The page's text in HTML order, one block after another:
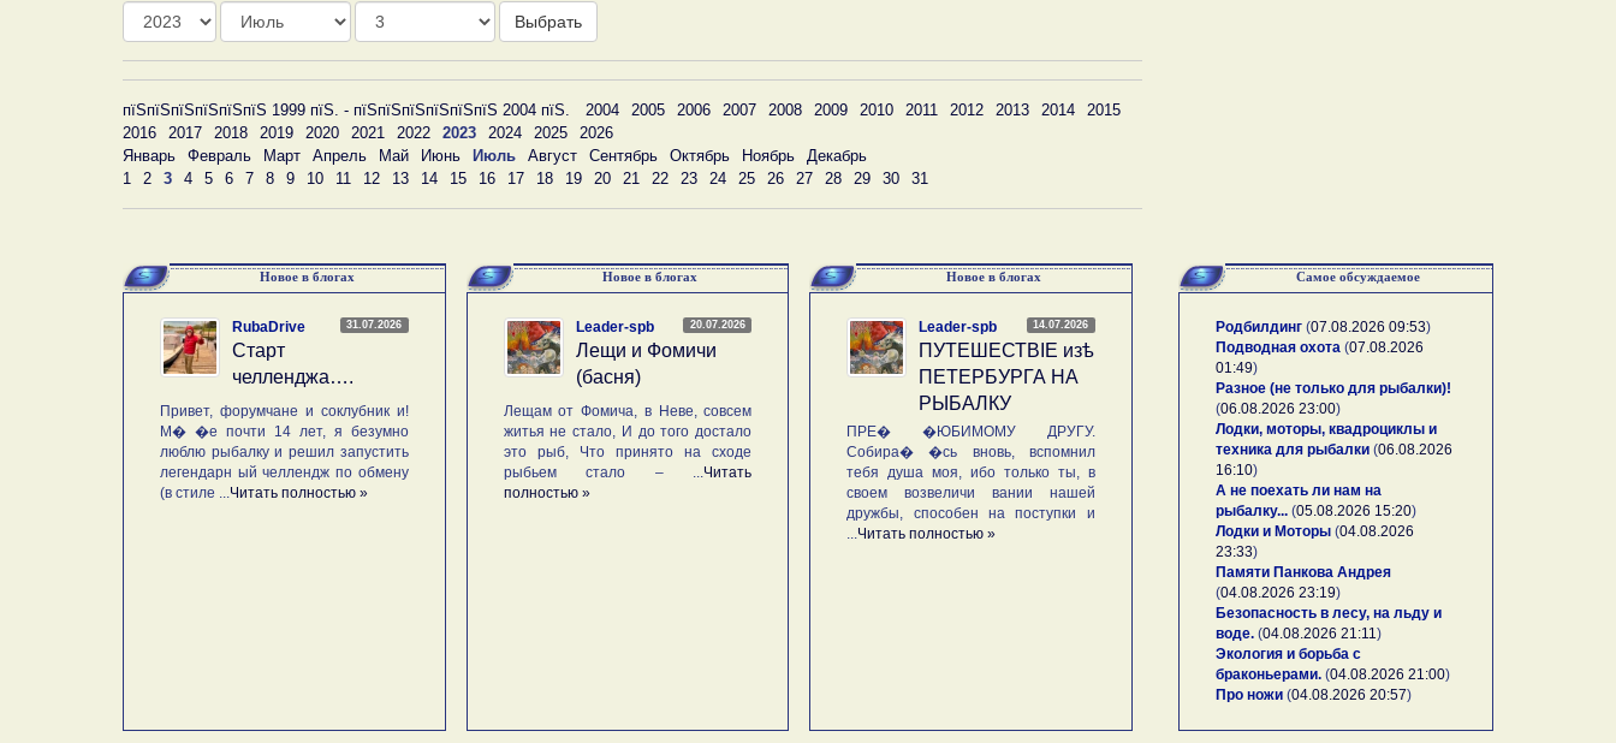
Год Месяц День
Выбрать
пїЅпїЅпїЅпїЅпїЅпїЅ 1999 пїЅ. - пїЅпїЅпїЅпїЅпїЅпїЅ 2004 пїЅ. 2004 2005 2006 2007 2008 2009 2010 2011 2012 2013 2014
2015
2016
2017 2018 2019 2020 2021 2022 2023 2024 2025
2026
Январь
Февраль Март Апрель Май Июнь Июль Август Сентябрь Октябрь Ноябрь
Декабрь
1
2 3 4 5 6 7 8 9 10 11 12 13 14 15 16 17 18 19 20 21 22 23 24 25 26 27 28 29 30 31
Новое в блогах
31.07.2026
RubaDrive
Старт
челленджа….
Привет, форумчане и соклубник и!
М� �е почти 14 лет, я безумно
люблю рыбалку и решил запустить
легендарн ый челлендж по обмену
(в стиле ...Читать полностью »
Новое в блогах
20.07.2026
Leader-spb
Лещи и Фомичи
(басня)
Лещам от Фомича, в Неве, совсем
житья не стало, И до того достало
это рыб, Что принято на сходе
рыбьем стало – ...Читать
полностью »
Новое в блогах
14.07.2026
Leader-spb
ПУТЕШЕСТВIE изѣ
ПЕТЕРБУРГА НА
РЫБАЛКУ
ПРЕ� �ЮБИМОМУ ДРУГУ.
Собира� �сь вновь, вспомнил
тебя душа моя, ибо только ты, в
своем возвеличи вании нашей
дружбы, способен на поступки и
...Читать полностью »
Самое обсуждаемое
Родбилдинг(07.08.2026 09:53)
Подводная охота(07.08.2026
01:49)
Разное (не только для рыбалки)!
(06.08.2026 23:00)
Лодки, моторы, квадроциклы и
техника для рыбалки(06.08.2026
16:10)
А не поехать ли нам на
рыбалку...(05.08.2026 15:20)
Лодки и Моторы(04.08.2026
23:33)
Памяти Панкова Андрея
(04.08.2026 23:19)
Безопасность в лесу, на льду и
воде.(04.08.2026 21:11)
Экология и борьба с
браконьерами.(04.08.2026 21:00)
Про ножи(04.08.2026 20:57)